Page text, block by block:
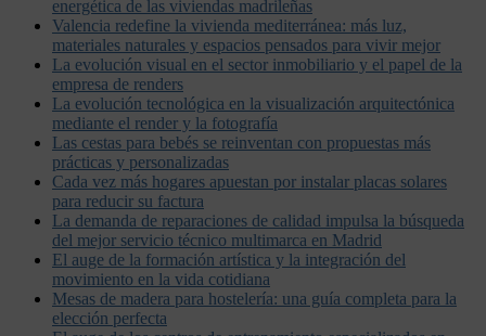
energética de las viviendas madrileñas
Valencia redefine la vivienda mediterránea: más luz,
materiales naturales y espacios pensados para vivir mejor
La evolución visual en el sector inmobiliario y el papel de la
empresa de renders
La evolución tecnológica en la visualización arquitectónica
mediante el render y la fotografía
Las cestas para bebés se reinventan con propuestas más
prácticas y personalizadas
Cada vez más hogares apuestan por instalar placas solares
para reducir su factura
La demanda de reparaciones de calidad impulsa la búsqueda
del mejor servicio técnico multimarca en Madrid
El auge de la formación artística y la integración del
movimiento en la vida cotidiana
Mesas de madera para hostelería: una guía completa para la
elección perfecta